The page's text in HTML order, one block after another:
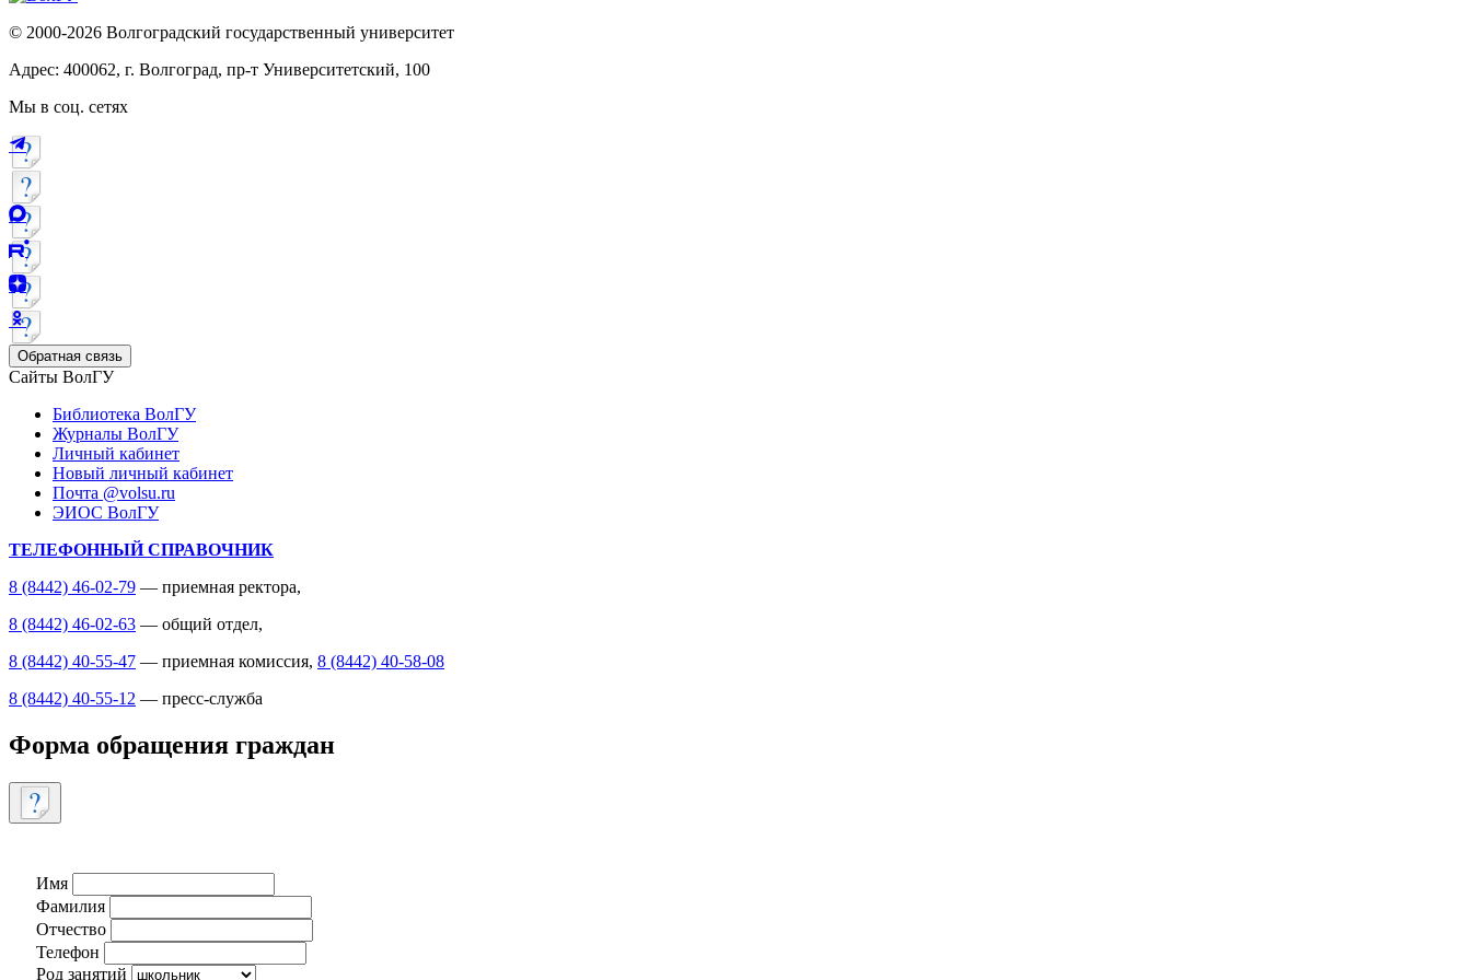
© 2000-2026 Волгоградский государственный университет
Адрес: 400062, г. Волгоград, пр-т Университетский, 100
Мы в соц. сетях
Обратная связь
Сайты ВолГУ
Библиотека ВолГУ
Журналы ВолГУ
Личный кабинет
Новый личный кабинет
Почта @volsu.ru
ЭИОС ВолГУ
ТЕЛЕФОННЫЙ СПРАВОЧНИК
8 (8442) 46-02-79 — приемная ректора,
8 (8442) 46-02-63 — общий отдел,
8 (8442) 40-55-47 — приемная комиссия, 8 (8442) 40-58-08
8 (8442) 40-55-12 — пресс-служба
Форма обращения граждан
Имя
Фамилия
Отчество
Телефон
Род занятий